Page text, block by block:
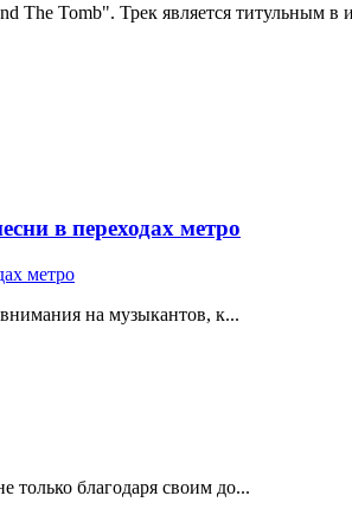
Tomb". Трек является титульным в
в переходах метро
на музыкантов, к...
только благодаря своим до...